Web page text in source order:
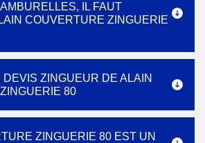
IL FAUT
COUVERTURE ZINGUERIE
ZINGUEUR DE ALAIN
80
ZINGUERIE 80 EST UN